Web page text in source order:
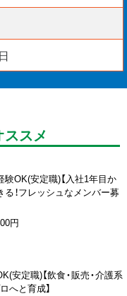
スメ
OK(安定職)【入社1年目か
！フレッシュなメンバー募
円
安定職)【飲食・販売・介護系
へと育成】